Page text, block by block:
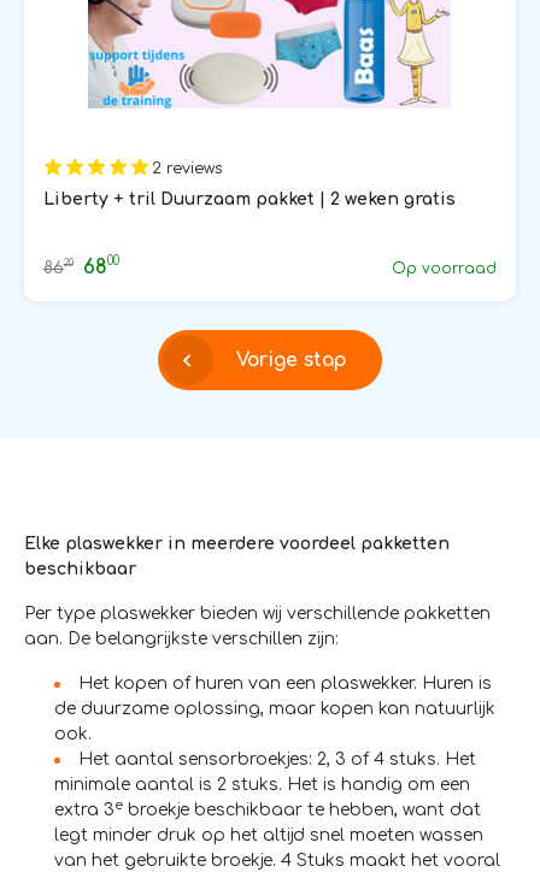
2 reviews
Liberty + tril Duurzaam pakket | 2 weken gratis
8620 6800 Op voorraad
Vorige stap
Elke plaswekker in meerdere voordeel pakketten
beschikbaar
Per type plaswekker bieden wij verschillende pakketten
aan. De belangrijkste verschillen zijn:
Het kopen of huren van een plaswekker. Huren is
de duurzame oplossing, maar kopen kan natuurlijk
ook.
Het aantal sensorbroekjes: 2, 3 of 4 stuks. Het
minimale aantal is 2 stuks. Het is handig om een
extra 3e broekje beschikbaar te hebben, want dat
legt minder druk op het altijd snel moeten wassen
van het gebruikte broekje. 4 Stuks maakt het vooral